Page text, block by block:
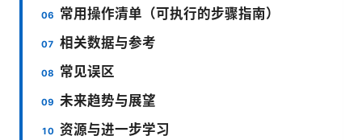
常用操作清单（可执行的步骤指南）
相关数据与参考
常见误区
未来趋势与展望
资源与进一步学习